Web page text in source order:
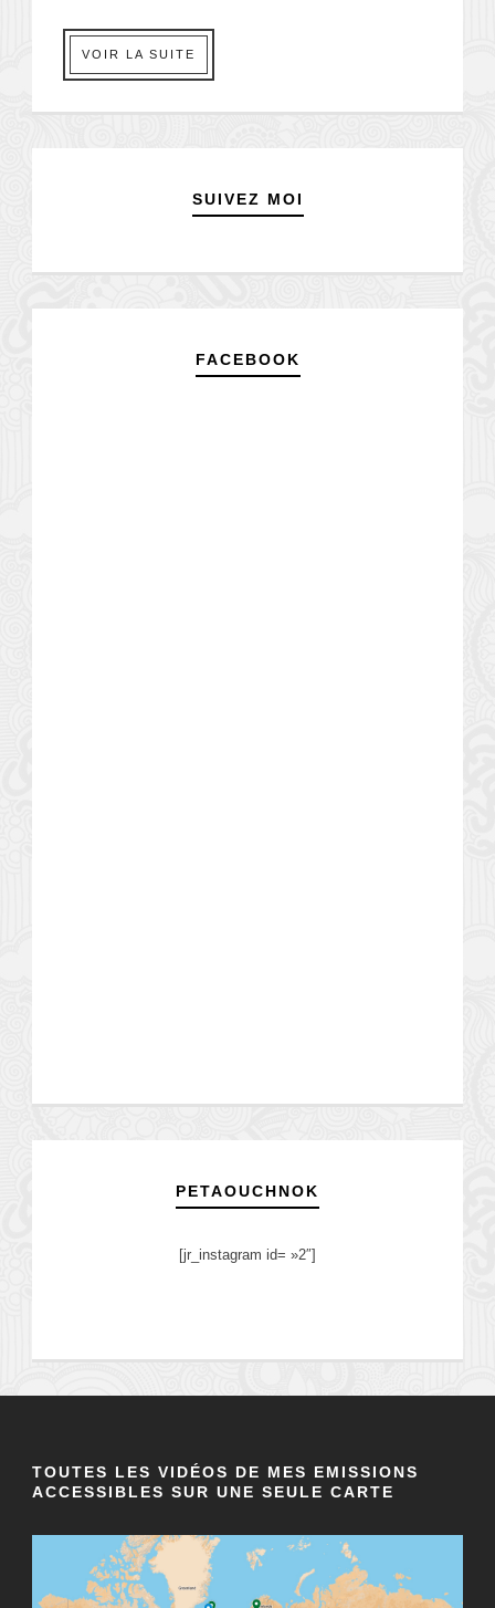
VOIR LA SUITE
SUIVEZ MOI
FACEBOOK
PETAOUCHNOK
[jr_instagram id= »2″]
TOUTES LES VIDÉOS DE MES EMISSIONS
ACCESSIBLES SUR UNE SEULE CARTE